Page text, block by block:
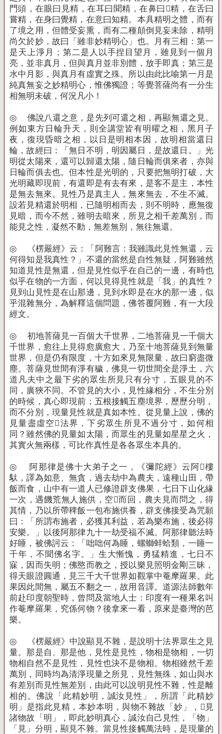
門頭，在眼曰見精，在耳曰聞精，在鼻曰精，在舌曰
嘗精，在身曰覺精，在意曰知精。本具精明之體，而有
了境之用，但體受妄熏，而有二種顛倒見妄未除，精明
尚欠於妙，故曰「雖非妙精明心」也。月有三相：第一
是天上淨月；第二是人以手捏目望月，雖見到一個月
亮，並非真月，但與真月並非別體，放手即真；第三是
水中月影，與真月有虛實之殊。所以由此比喻第一月是
純真無妄之妙精明心，惟佛獨證；等覺菩薩尚有一分生
相無明未破，何況凡小！
◎
佛說八還之意，是先列可還之相，再顯無還之見。
例如東方日輪升天，則全講堂皆有明曜之相，黑月子
夜，復現昏暗之相，以日是明相本因，故明相當還日
輪，故經曰：「無日不明，明因屬日，是故還日。」光
明從太陽來，還可以歸還太陽，隨日輪而俱來者，亦與
日輪而俱去也。但本性是光明的，只要把無明打破，大
光明藏即現前，有還即是有去有來，是客不是主，本性
是無去無來。見性乃是真主人，無來無去，不生不滅。
設若見精還於明相，已隨明相而去，則不明時，應無復
見暗，而今不然，雖明去暗來，所見之相千差萬別，而
能見之性，凝然不動，無差無別，無往無還。
◎
《楞嚴經》云：「阿難言：我雖識此見性無還，云
何得知是我真性？」不還的當然是自性無疑，阿難雖然
知道見性是無還，但是見性似乎在自己的一邊，有時也
似乎在物的一方面，何以見得見性就是「我」的真性？
見到山見性是在山那邊，見到水即是在水的那一邊，似
乎混雜無分，為解釋這個問題，佛答覆阿難，有一大段
經文。
◎
初地菩薩見一百個大千世界，二地菩薩見一千個大
千世界，愈往上見得愈廣愈大，乃至十地菩薩見到無量
世界，但是仍有限度，十方如來見無限量，故曰窮盡微
塵。菩薩見世間有淨有穢，佛見一切世間全是淨土，六
道凡夫中之最下劣的眾生所見只有分寸，五眼見的不
同，廣狹不同。不管見的大小，見性緣相分，不生分別
的時候，真心即現前；五根接觸五塵境界，歷歷分明，
而不分別，現量見性就是真如本性。從見量上說，佛的
見量盡虛空法界，下劣眾生所見不過分寸，如何相
同？雖然佛的見量如太陽，而眾生的見量如星星之火，
其實火無兩樣，可比作真性是各各眾生本具的。
◎
阿那律是佛十大弟子之一，《彌陀經》云阿樓
馱，譯為如意、無貪，過去劫中為農夫，遠種山田，帶
飯而食，山中有一道人已修證辟支佛果，七日下山化緣
一次，遇饑荒無人施供，空而回，農夫見而問之，得
其情，乃以所帶稗飯一包布施供養，辟支佛接受為咒願
曰：「所謂布施者，必獲其利益，若為樂布施，後必得
安樂。」以後阿那律九十一劫受福不滅。阿那律聽法時
好睡，被佛訶云：「咄咄何為睡，螺螄蚌蛤類，一睡一
千年，不聞佛名字。」生大慚愧，勇猛精進，七日不
寐，因而失明；佛愍而教之，授以樂見照明金剛三昧，
得天眼證圓通，見三千大千世界如觀掌中菴摩羅果。此
果因此間無，屬五不翻之一，故用音譯。道源法師數年
前赴印度朝聖時，曾問及當地人士：印度有一種果名叫
作菴摩羅果，究係何物？後拿來一看，原來是臺灣的芭
樂。
◎
《楞嚴經》中說顯見不雜，是說明十法界眾生之見
量。那是自、那是他，見性是見性，物相是物相，一切
物相自然不是見性，見性也決不是物相。物相雖然千差
萬別，同時均為清淨現量之所見，見性無殊，如山與水
有差別而見性無差別，由此可以說明見性不雜，性是離
相的。佛說「此精妙明，誠汝見性」，所謂「此精妙
明」是指此見精，本妙本明，與物不雜故「妙」，見
諸物故「明」，即此妙明真心，誠汝自己見性，「物」
「見」分明，顯見不雜。當見性接觸萬法時，是現量的